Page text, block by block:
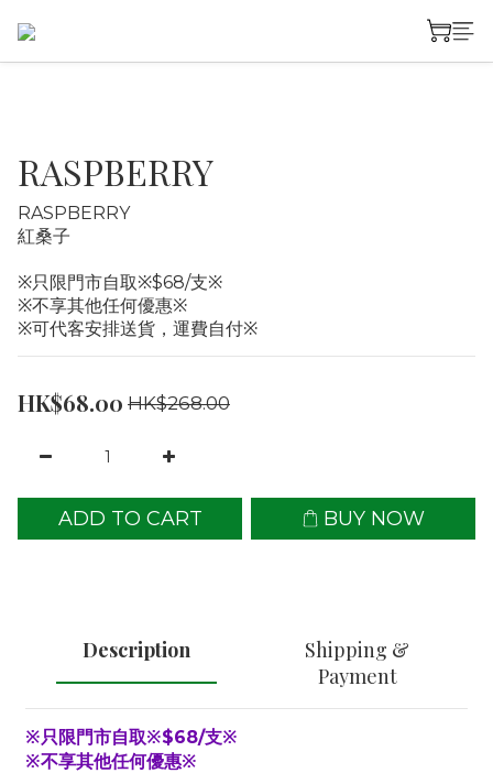
RASPBERRY
RASPBERRY
紅桑子
※只限門市自取※$68/支※
※不享其他任何優惠※
※可代客安排送貨，運費自付※
HK$68.00 HK$268.00
ADD TO CART BUY NOW
Description
Shipping &
Payment
※只限門市自取※$68/支※
※不享其他任何優惠※